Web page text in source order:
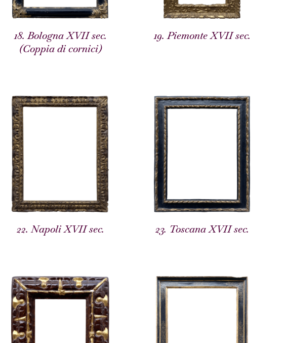
18. Bologna XVII sec.
(Coppia di cornici)
19. Piemonte XVII sec.
22. Napoli XVII sec. 23. Toscana XVII sec.